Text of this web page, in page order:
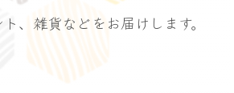
、雑貨などをお届けします。